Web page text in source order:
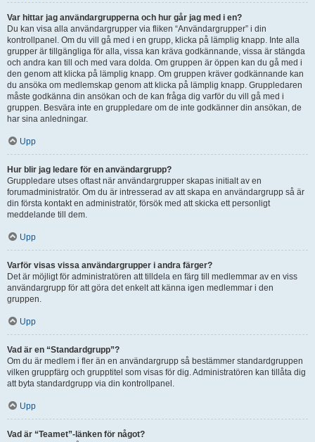
Var hittar jag användargrupperna och hur går jag med i en?
Du kan visa alla användargrupper via fliken “Användargrupper” i din
kontrollpanel. Om du vill gå med i en grupp, klicka på lämplig knapp. Inte alla
grupper är tillgängliga för alla, vissa kan kräva godkännande, vissa är stängda
och andra kan till och med vara dolda. Om gruppen är öppen kan du gå med i
den genom att klicka på lämplig knapp. Om gruppen kräver godkännande kan
du ansöka om medlemskap genom att klicka på lämplig knapp. Gruppledaren
måste godkänna din ansökan och de kan fråga dig varför du vill gå med i
gruppen. Besvära inte en gruppledare om de inte godkänner din ansökan, de
har sina anledningar.
Upp
Hur blir jag ledare för en användargrupp?
Gruppledare utses oftast när användargrupper skapas initialt av en
forumadministratör. Om du är intresserad av att skapa en användargrupp så är
din första kontakt en administratör, försök med att skicka ett personligt
meddelande till dem.
Upp
Varför visas vissa användargrupper i andra färger?
Det är möjligt för administratören att tilldela en färg till medlemmar av en viss
användargrupp för att göra det enkelt att känna igen medlemmar i den
gruppen.
Upp
Vad är en “Standardgrupp”?
Om du är medlem i fler än en användargrupp så bestämmer standardgruppen
vilken gruppfärg och grupptitel som visas för dig. Administratören kan tillåta dig
att byta standardgrupp via din kontrollpanel.
Upp
Vad är “Teamet”-länken för något?